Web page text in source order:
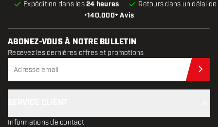
•140.000+ Avis
Expédition dans les24 heures Retours dans un délai de
ABONEZ-VOUS À NOTRE BULLETIN
Recevez les dernières offres et promotions
Informations de contact